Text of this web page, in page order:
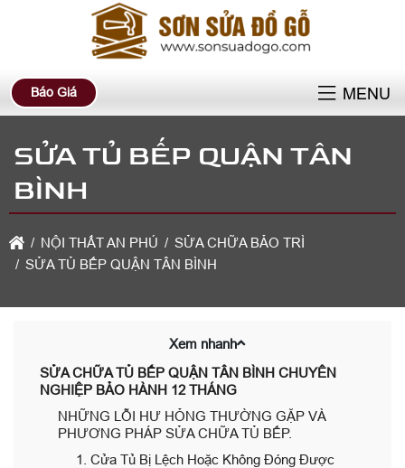
Báo Giá MENU
SỬA TỦ BẾP QUẬN TÂN
BÌNH
NỘI THẤT AN PHÚ
SỬA CHỮA BẢO TRÌ
SỬA TỦ BẾP QUẬN TÂN BÌNH
Xem nhanh
SỬA CHỮA TỦ BẾP QUẬN TÂN BÌNH CHUYÊN
NGHIỆP BẢO HÀNH 12 THÁNG
NHỮNG LỖI HƯ HỎNG THƯỜNG GẶP VÀ
PHƯƠNG PHÁP SỬA CHỮA TỦ BẾP.
1. Cửa Tủ Bị Lệch Hoặc Không Đóng Được